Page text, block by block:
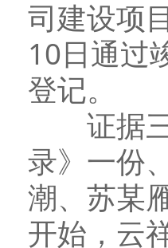
司建设项
10日通过
登记。
证据三
录》一份
潮、苏某
开始，云